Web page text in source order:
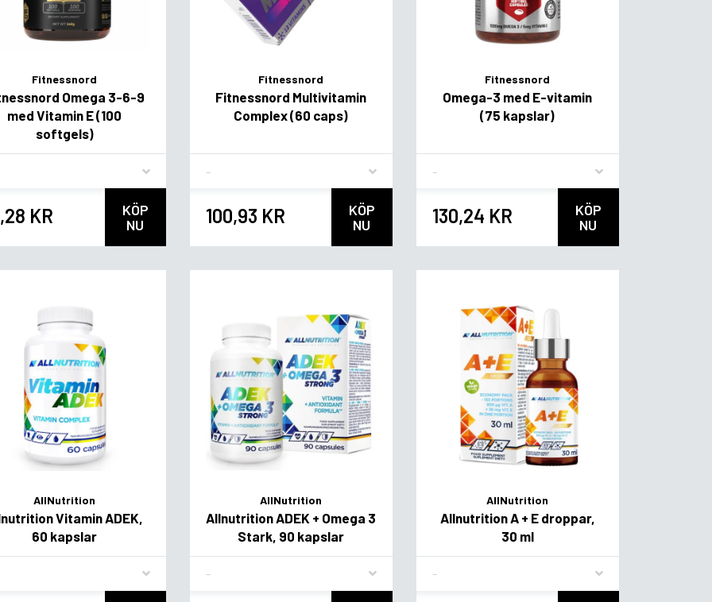
Fitnessnord
Omega 3-6-9
med Vitamin E (100
softgels)
KR
KÖP
NU
Fitnessnord
Fitnessnord Multivitamin
Complex (60 caps)
100,93 KR
KÖP
NU
Fitnessnord
Omega-3 med E-vitamin
(75 kapslar)
130,24 KR
KÖP
NU
AllNutrition
Vitamin ADEK,
60 kapslar
AllNutrition
Allnutrition ADEK + Omega 3
Stark, 90 kapslar
AllNutrition
Allnutrition A + E droppar,
30 ml